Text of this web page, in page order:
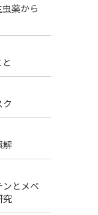
薬から
解
とメベ
究